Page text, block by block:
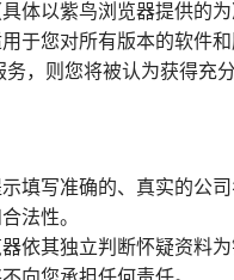
体以紫鸟浏览器提供的
于您对所有版本的软件和
，则您将被认为获得充
填写准确的、真实的公
法性。
依其独立判断怀疑资料